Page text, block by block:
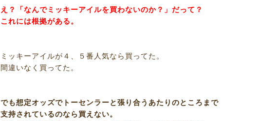
え？「なんでミッキーアイルを買わないのか？」だって？
これには根拠がある。
ミッキーアイルが４、５番人気なら買ってた。
間違いなく買ってた。
でも想定オッズでトーセンラーと張り合うあたりのところまで
支持されているのなら買えない。